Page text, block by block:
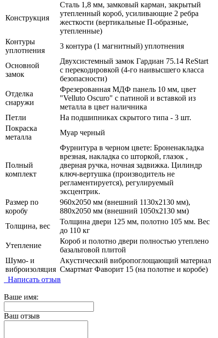
Конструкция
Сталь 1,8 мм, замковый карман, закрытый
утепленный короб, усиливающие 2 ребра
жесткости (вертикальные П-образные,
утепленные)
Контуры
уплотнения
3 контура (1 магнитный) уплотнения
Основной
замок
Двухсистемный замок Гардиан 75.14 ReStart
с перекодировкой (4-го наивысшего класса
безопасности)
Отделка
снаружи
Фрезерованная МДФ панель 10 мм, цвет
"Velluto Oscuro" с патиной и вставкой из
металла в цвет наличника
Петли
На подшипниках скрытого типа - 3 шт.
Покраска
металла
Муар черный
Полный
комплект
Фурнитура в черном цвете: Броненакладка
врезная, накладка со шторкой, глазок ,
дверная ручка, ночная задвижка. Цилиндр
ключ-вертушка (производитель не
регламентируется), регулируемый
эксцентрик.
Размер по
коробу
960х2050 мм (внешний 1130х2130 мм),
880х2050 мм (внешний 1050х2130 мм)
Толщина, вес
Толщина двери 125 мм, полотно 105 мм. Вес
до 110 кг
Утепление
Короб и полотно двери полностью утеплено
базальтовой плитой
Шумо- и
виброизоляция
Акустический вибропоглощающий материал
Смартмат Фаворит 15 (на полотне и коробе)
Написать отзыв
Ваше имя:
Ваш отзыв